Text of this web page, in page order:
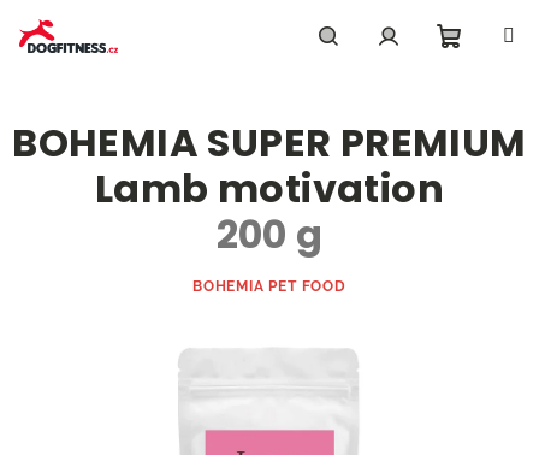
obsah
košík
BOHEMIA SUPER PREMIUM
Lamb motivation
200 g
BOHEMIA PET FOOD